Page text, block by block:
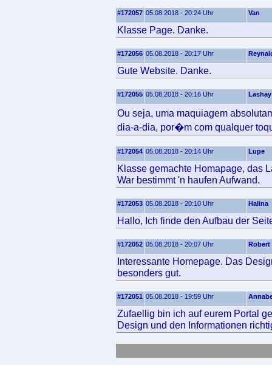
#172057 05.08.2018 - 20:24 Uhr Van
Klasse Page. Danke.
#172056 05.08.2018 - 20:17 Uhr
Gute Website. Danke.
#172055 05.08.2018 - 20:16 Uhr Lashay
Ou seja, uma maquiagem
dia-a-dia, por�m com qualquer
#172054 05.08.2018 - 20:14 Uhr Lupe
Klasse gemachte Homapage, das
War bestimmt 'n haufen Aufwand.
#172053 05.08.2018 - 20:10 Uhr Halina
Hallo, Ich finde den Aufbau der
#172052 05.08.2018 - 20:07 Uhr Robert
Interessante Homepage. Das
besonders gut.
#172051 05.08.2018 - 19:59 Uhr
Zufaellig bin ich auf eurem Portal
Design und den Informationen